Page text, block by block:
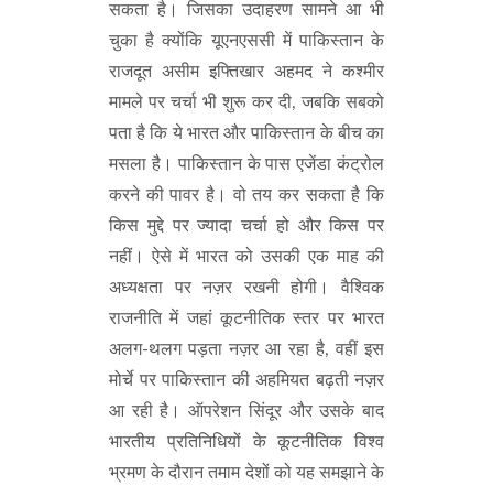
सकता है। जिसका उदाहरण सामने आ भी
चुका है क्योंकि यूएनएससी में पाकिस्तान के
राजदूत असीम इफ्तिखार अहमद ने कश्मीर
मामले पर चर्चा भी शुरू कर दी, जबकि सबको
पता है कि ये भारत और पाकिस्तान के बीच का
मसला है। पाकिस्तान के पास एजेंडा कंट्रोल
करने की पावर है। वो तय कर सकता है कि
किस मुद्दे पर ज्यादा चर्चा हो और किस पर
नहीं। ऐसे में भारत को उसकी एक माह की
अध्यक्षता पर नज़र रखनी होगी। वैश्विक
राजनीति में जहां कूटनीतिक स्तर पर भारत
अलग-थलग पड़ता नज़र आ रहा है, वहीं इस
मोर्चे पर पाकिस्तान की अहमियत बढ़ती नज़र
आ रही है। ऑपरेशन सिंदूर और उसके बाद
भारतीय प्रतिनिधियों के कूटनीतिक विश्व
भ्रमण के दौरान तमाम देशों को यह समझाने के